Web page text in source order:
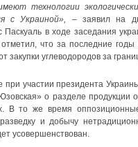
технологии
с Украиной»,
– заявил на
в ходе заседания
отметил, что за последние
закупки углеводородов за
участии президента
о разделе продукции
В то же время
и добычу
усовершенствован.